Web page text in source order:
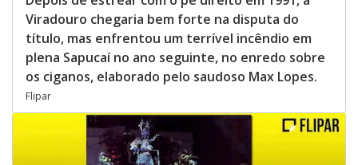
Viradouro chegaria bem forte na disputa do
título, mas enfrentou um terrível incêndio em
plena Sapucaí no ano seguinte, no enredo sobre
os ciganos, elaborado pelo saudoso Max Lopes.
Flipar